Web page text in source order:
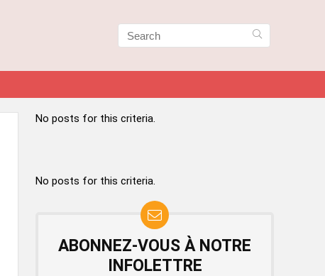
No posts for this criteria.
No posts for this criteria.
ABONNEZ-VOUS À NOTRE
INFOLETTRE